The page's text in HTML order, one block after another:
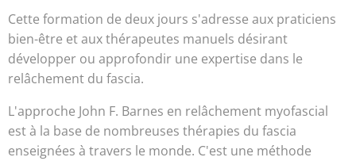
Cette formation de deux jours s'adresse aux praticiens
bien-être et aux thérapeutes manuels désirant
développer ou approfondir une expertise dans le
relâchement du fascia.
L'approche John F. Barnes en relâchement myofascial
est à la base de nombreuses thérapies du fascia
enseignées à travers le monde. C'est une méthode